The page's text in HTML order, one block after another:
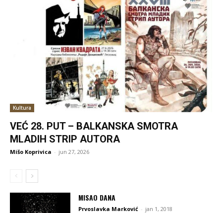
Kultura
VEĆ 28. PUT – BALKANSKA SMOTRA
MLADIH STRIP AUTORA
Mišo Koprivica - jun 27, 2026
MISAO DANA
Prvoslavka Marković - jan 1, 2018